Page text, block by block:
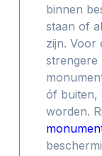
Meebeslissen
Uitdaagrecht,
Lobbyen,
invoering
binnen
staan of
zijn. Voor
strengere
óf buiten,
worden.